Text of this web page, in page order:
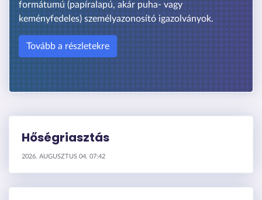
formátumú (papíralapú, akár puha- vagy
keményfedeles) személyazonosító igazolványok.
Tovább a részletekre
Hőségriasztás
2026. AUGUSZTUS 04. 07:42